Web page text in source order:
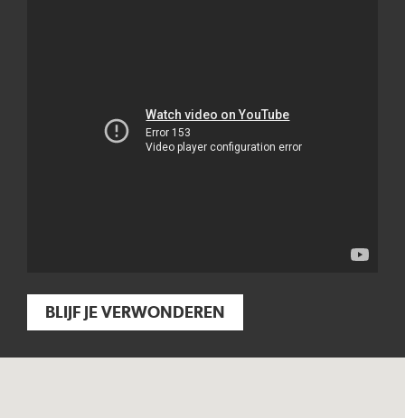
BLIJF JE VERWONDEREN